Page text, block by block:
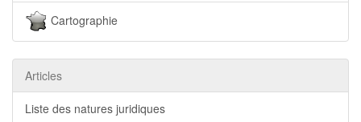
Cartographie
Articles
Liste des natures juridiques